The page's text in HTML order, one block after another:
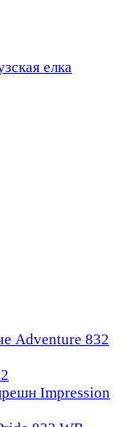
елка
Adventure 832
Impression